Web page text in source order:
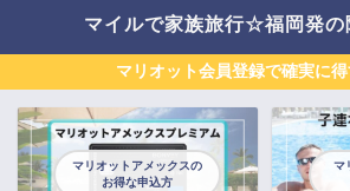
マイルで家族旅行☆福岡発の
マリオット会員登録で確実に
マリオットアメックスの
お得な申込方
マ